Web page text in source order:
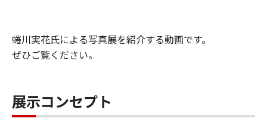
蜷川実花氏による写真展を紹介する動画です。
ぜひご覧ください。
展示コンセプト